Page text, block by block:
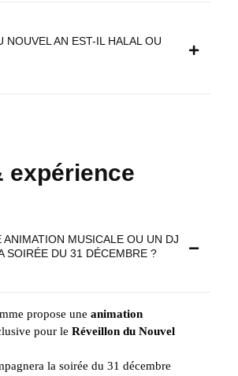
NOUVEL AN EST-IL HALAL OU
expérience
ANIMATION MUSICALE OU UN DJ
SOIRÉE DU 31 DÉCEMBRE ?
propose une animation
pour le Réveillon du Nouvel
la soirée du 31 décembre